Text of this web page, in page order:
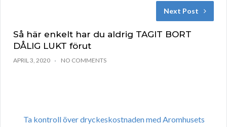
Next Post
Så här enkelt har du aldrig TAGIT BORT
DÅLIG LUKT förut
APRIL 3, 2020 NO COMMENTS
Ta kontroll över dryckeskostnaden med Aromhusets